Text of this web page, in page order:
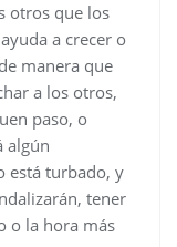
otros que los
a crecer o
manera que
a los otros,
paso, o
algún
está turbado, y
tener
o la hora más